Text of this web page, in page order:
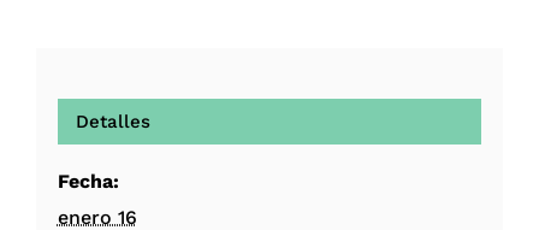
Detalles
Fecha:
enero 16